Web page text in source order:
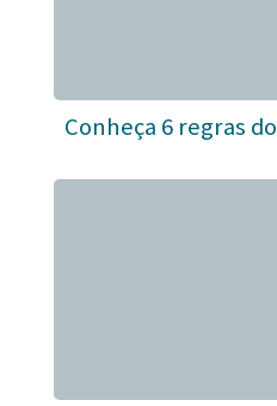
Conheça 6 regras